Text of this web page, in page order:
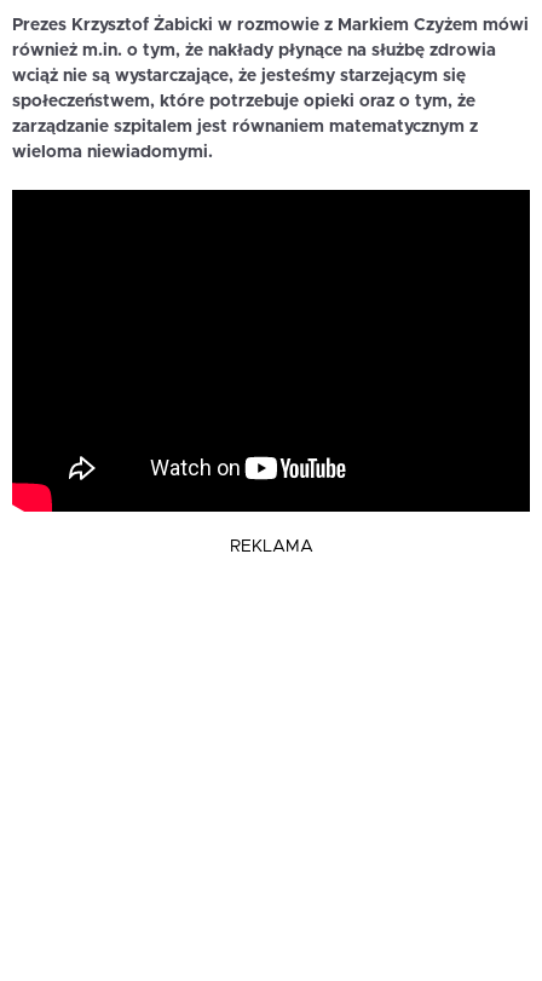
Prezes Krzysztof Żabicki w rozmowie z Markiem Czyżem mówi
również m.in. o tym, że nakłady płynące na służbę zdrowia
wciąż nie są wystarczające, że jesteśmy starzejącym się
społeczeństwem, które potrzebuje opieki oraz o tym, że
zarządzanie szpitalem jest równaniem matematycznym z
wieloma niewiadomymi.
REKLAMA